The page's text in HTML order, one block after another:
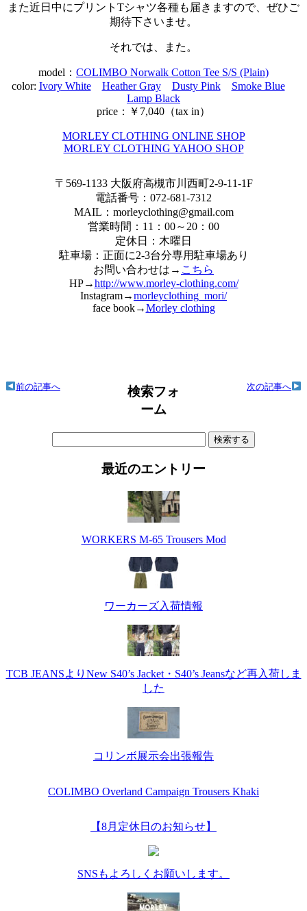
また近日中にプリントTシャツ各種も届きますので、ぜひご
期待下さいませ。
それでは、また。
model： COLIMBO Norwalk Cotton Tee S/S (Plain)
color: Ivory White Heather Gray Dusty Pink
Smoke Blue
Lamp Black
price：￥7,040（tax in）
MORLEY CLOTHING ONLINE SHOP
MORLEY CLOTHING YAHOO SHOP
〒569-1133 大阪府高槻市川西町2-9-11-1F
電話番号：072-681-7312
MAIL：morleyclothing@gmail.com
営業時間：11：00～20：00
定休日：木曜日
駐車場：正面に2-3台分専用駐車場あり
お問い合わせは→ こちら
HP→http://www.morley-clothing.com/
Instagram→morleyclothing_mori/
face book→Morley clothing
次の記事へ
前の記事へ
検索フォ
ーム
最近のエントリー
WORKERS M-65 Trousers Mod
ワーカーズ入荷情報
TCB JEANSよりNew S40’s Jacket・S40’s Jeansなど再入荷しま
した
コリンボ展示会出張報告
COLIMBO Overland Campaign Trousers Khaki
【8月定休日のお知らせ】
SNSもよろしくお願いします。